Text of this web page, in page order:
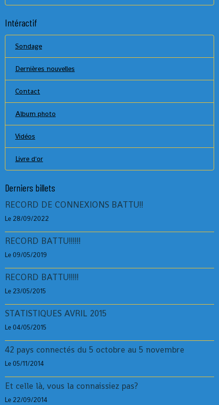
Intéractif
Sondage
Dernières nouvelles
Contact
Album photo
Vidéos
Livre d'or
Derniers billets
RECORD DE CONNEXIONS BATTU!!
Le 28/09/2022
RECORD BATTU!!!!!!
Le 09/05/2019
RECORD BATTU!!!!!
Le 23/05/2015
STATISTIQUES AVRIL 2015
Le 04/05/2015
42 pays connectés du 5 octobre au 5 novembre
Le 05/11/2014
Et celle là, vous la connaissiez pas?
Le 22/09/2014